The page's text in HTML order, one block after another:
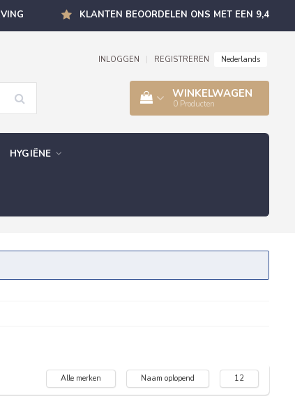
KLANTEN BEOORDELEN ONS MET EEN 9,4
INLOGGEN REGISTREREN Nederlands
WINKELWAGEN
0 Producten
HYGIËNE
Alle merken Naam oplopend 12